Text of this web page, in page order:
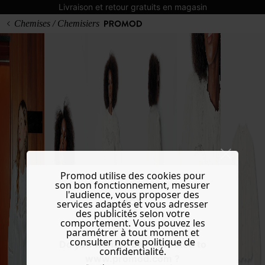
Livraison et retour gratuits en magasin
Do you want to be redirected to
www.promod.com ?
Chemises / Chemisiers
Promod utilise des cookies pour
son bon fonctionnement, mesurer
l'audience, vous proposer des
services adaptés et vous adresser
des publicités selon votre
comportement. Vous pouvez les
paramétrer à tout moment et
consulter notre politique de
confidentialité.